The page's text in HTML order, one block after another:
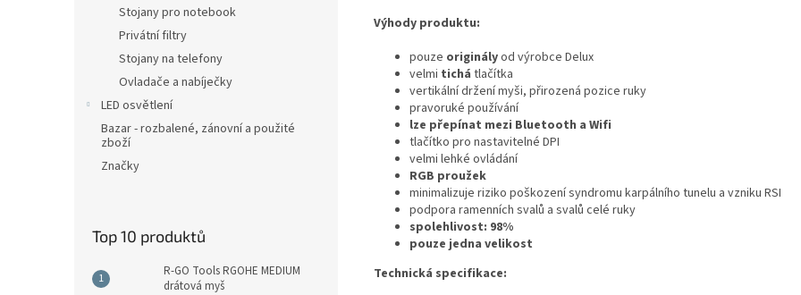
Stojany pro notebook
Privátní filtry
Stojany na telefony
Ovladače a nabíječky
LED osvětlení
Bazar - rozbalené, zánovní a použité
zboží
Značky
Top 10 produktů
R-GO Tools RGOHE MEDIUM
drátová myš
Výhody produktu:
pouze originályod výrobce Delux
velmi tichá tlačítka
vertikální držení myši, přirozená pozice ruky
pravoruké používání
lze přepínat mezi Bluetooth a Wifi
tlačítko pro nastavitelné DPI
velmi lehké ovládání
RGB proužek
minimalizuje riziko poškození syndromu karpálního tunelu a vzniku RSI
podpora ramenních svalů a svalů celé ruky
spolehlivost: 98%
pouze jedna velikost
Technická specifikace: